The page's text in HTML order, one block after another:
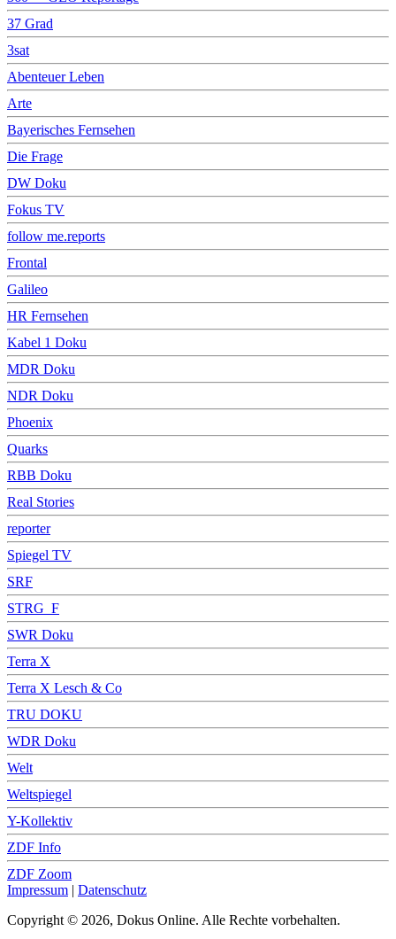
37 Grad
3sat
Abenteuer Leben
Arte
Bayerisches Fernsehen
Die Frage
DW Doku
Fokus TV
follow me.reports
Frontal
Galileo
HR Fernsehen
Kabel 1 Doku
MDR Doku
NDR Doku
Phoenix
Quarks
RBB Doku
Real Stories
reporter
Spiegel TV
SRF
STRG_F
SWR Doku
Terra X
Terra X Lesch & Co
TRU DOKU
WDR Doku
Welt
Weltspiegel
Y-Kollektiv
ZDF Info
ZDF Zoom
Impressum | Datenschutz
Copyright © 2026, Dokus Online. Alle Rechte vorbehalten.